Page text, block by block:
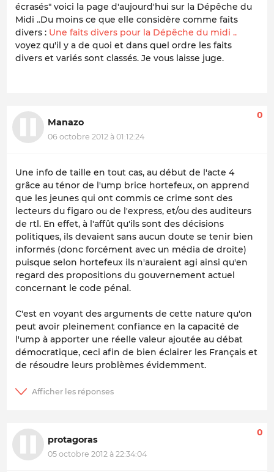
écrasés" voici la page d'aujourd'hui sur la Dépêche du
Midi ..Du moins ce que elle considère comme faits
divers : Une faits divers pour la Dépêche du midi ..
voyez qu'il y a de quoi et dans quel ordre les faits
divers et variés sont classés. Je vous laisse juge.
Manazo
06 octobre 2012 à 01:12:24
0
Une info de taille en tout cas, au début de l'acte 4
grâce au ténor de l'ump brice hortefeux, on apprend
que les jeunes qui ont commis ce crime sont des
lecteurs du figaro ou de l'express, et/ou des auditeurs
de rtl. En effet, à l'affût qu'ils sont des décisions
politiques, ils devaient sans aucun doute se tenir bien
informés (donc forcément avec un média de droite)
puisque selon hortefeux ils n'auraient agi ainsi qu'en
regard des propositions du gouvernement actuel
concernant le code pénal.
C'est en voyant des arguments de cette nature qu'on
peut avoir pleinement confiance en la capacité de
l'ump à apporter une réelle valeur ajoutée au débat
démocratique, ceci afin de bien éclairer les Français et
de résoudre leurs problèmes évidemment.
protagoras
05 octobre 2012 à 22:34:04
0